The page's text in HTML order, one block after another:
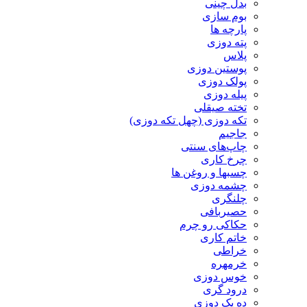
بدل چینی
بوم سازی
پارچه ها
پته دوزی
پلاس
پوستین دوزی
پولک دوزی
پیله دوزی
تخته صیقلی
تکه دوزی (چهل تکه دوزی)
جاجیم
چاپ‌های سنتی
چرخ کاری
چسبها و روغن ها
چشمه دوزی
چلنگری
حصیربافی
حکاکی رو چرم
خاتم کاری
خراطی
خرمهره
خوس دوزی
درود گری
ده یک دوزی